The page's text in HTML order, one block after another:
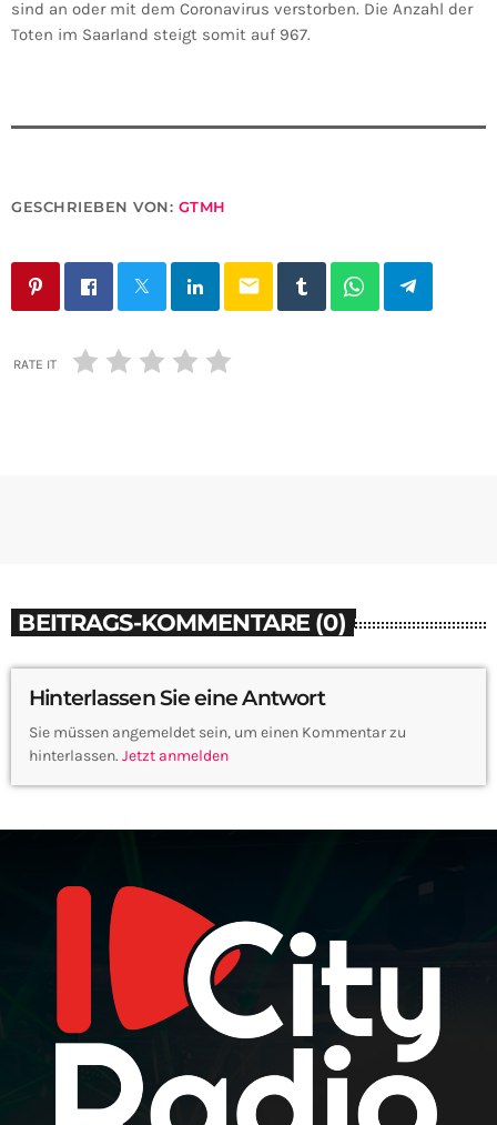
sind an oder mit dem Coronavirus verstorben. Die Anzahl der
Toten im Saarland steigt somit auf 967.
GESCHRIEBEN VON: GTMH
email
RATE IT
BEITRAGS-KOMMENTARE (0)
Hinterlassen Sie eine Antwort
Sie müssen angemeldet sein, um einen Kommentar zu
hinterlassen. Jetzt anmelden